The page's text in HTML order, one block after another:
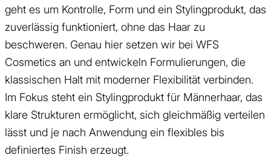
geht es um Kontrolle, Form und ein Stylingprodukt, das
zuverlässig funktioniert, ohne das Haar zu
beschweren. Genau hier setzen wir bei WFS
Cosmetics an und entwickeln Formulierungen, die
klassischen Halt mit moderner Flexibilität verbinden.
Im Fokus steht ein Stylingprodukt für Männerhaar, das
klare Strukturen ermöglicht, sich gleichmäßig verteilen
lässt und je nach Anwendung ein flexibles bis
definiertes Finish erzeugt.